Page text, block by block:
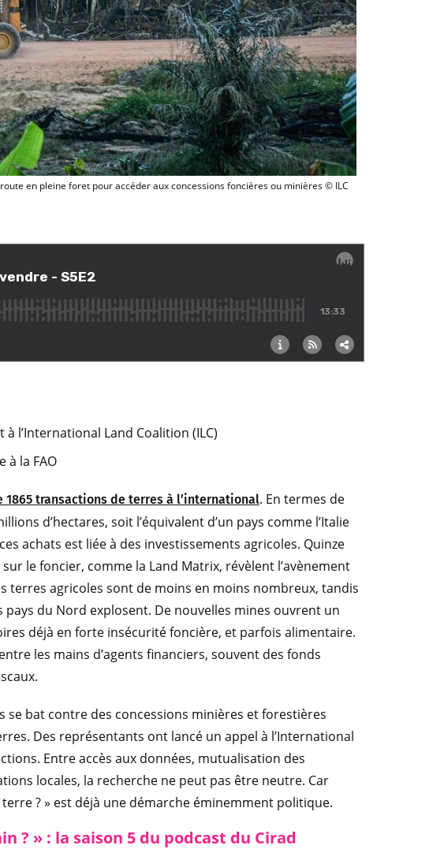
Au Suriname, construction d'une route en pleine foret pour accéder aux
en pleine foret pour accéder aux concessions foncières ou minières © ILC
à l’International Land Coalition (ILC)
à la FAO
1865 transactions de terres à l’international. En termes de
d’hectares, soit l’équivalent d’un pays comme l’Italie
achats est liée à des investissements agricoles. Quinze
le foncier, comme la Land Matrix, révèlent l’avènement
terres agricoles sont de moins en moins nombreux, tandis
du Nord explosent. De nouvelles mines ouvrent un
déjà en forte insécurité foncière, et parfois alimentaire.
les mains d’agents financiers, souvent des fonds
se bat contre des concessions minières et forestières
Des représentants ont lancé un appel à l’International
Entre accès aux données, mutualisation des
locales, la recherche ne peut pas être neutre. Car
? » est déjà une démarche éminemment politique.
? » : la saison 5 du podcast du Cirad